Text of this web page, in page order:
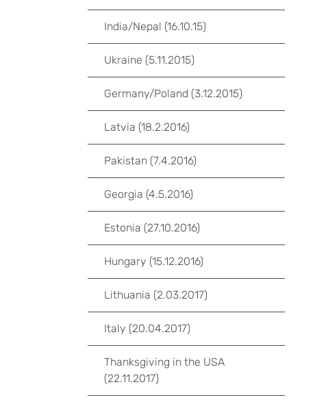
India/Nepal (16.10.15)
Ukraine (5.11.2015)
Germany/Poland (3.12.2015)
Latvia (18.2.2016)
Pakistan (7.4.2016)
Georgia (4.5.2016)
Estonia (27.10.2016)
Hungary (15.12.2016)
Lithuania (2.03.2017)
Italy (20.04.2017)
Thanksgiving in the USA
(22.11.2017)